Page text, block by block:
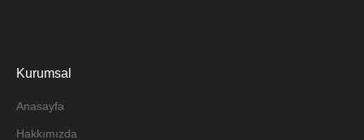
Kurumsal
Anasayfa
Hakkımızda